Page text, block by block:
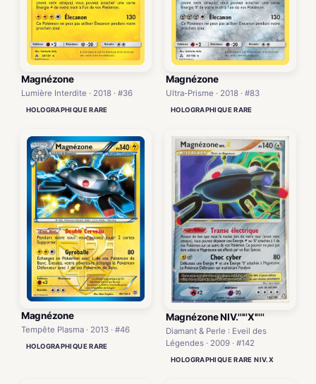
Magnézone
Lumière Interdite · 2018 · #36
HOLOGRAPHIQUE RARE
Magnézone
Ultra-Prisme · 2018 · #83
HOLOGRAPHIQUE RARE
Magnézone
Tempête Plasma · 2013 · #46
HOLOGRAPHIQUE RARE
Magnézone NIV.'''''X'''''
Diamant & Perle : Eveil des
Légendes · 2009 · #142
HOLOGRAPHIQUE RARE NIV.X